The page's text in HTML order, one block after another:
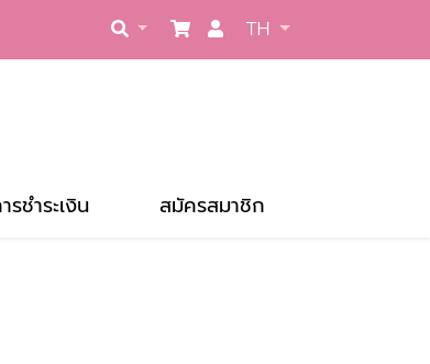
TH
รชำระเงิน สมัครสมาชิก